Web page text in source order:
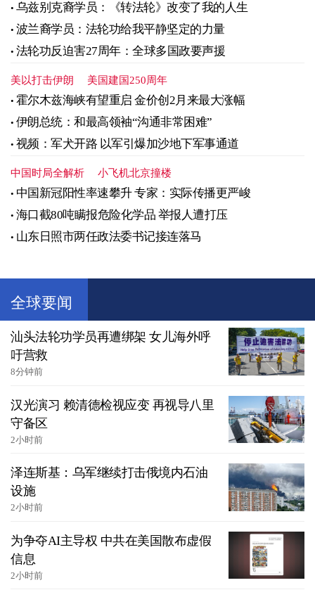
乌兹别克裔学员：《转法轮》改变了我的人生
波兰裔学员：法轮功给我平静坚定的力量
法轮功反迫害27周年：全球多国政要声援
美以打击伊朗 美国建国250周年
霍尔木兹海峡有望重启 金价创2月来最大涨幅
伊朗总统：和最高领袖“沟通非常困难”
视频：军犬开路 以军引爆加沙地下军事通道
中国时局全解析 小飞机北京撞楼
中国新冠阳性率速攀升 专家：实际传播更严峻
海口截80吨瞒报危险化学品 举报人遭打压
山东日照市两任政法委书记接连落马
全球要闻
汕头法轮功学员再遭绑架 女儿海外呼
吁营救
8分钟前
汉光演习 赖清德检视应变 再视导八里
守备区
2小时前
泽连斯基：乌军继续打击俄境内石油
设施
2小时前
为争夺AI主导权 中共在美国散布虚假
信息
2小时前